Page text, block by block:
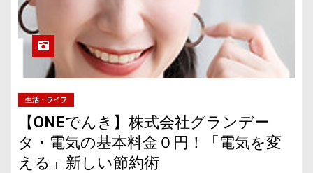
生活・ライフ
【ONEでんき】株式会社グランデー
タ・電気の基本料金０円！「電気を変
える」新しい節約術